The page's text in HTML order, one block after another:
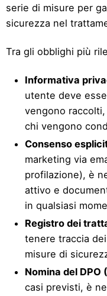
serie di misure per
sicurezza nel
Tra gli obblighi più
Informativa
utente deve
vengono
chi vengono
Consenso
marketing via
profilazione), è
attivo e
in qualsiasi
Registro dei
tenere traccia
misure di
Nomina del
casi previsti, è